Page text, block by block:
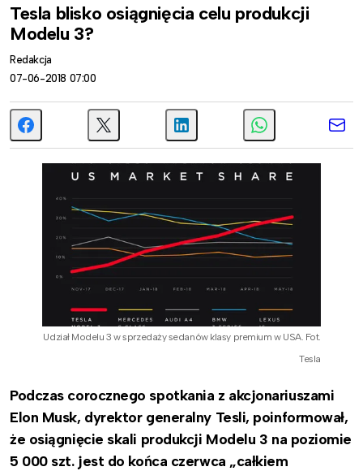
Tesla blisko osiągnięcia celu produkcji
Modelu 3?
Redakcja
07-06-2018 07:00
Udział Modelu 3 w sprzedaży sedanów klasy premium w USA. Fot.
Tesla
Podczas corocznego spotkania z akcjonariuszami
Elon Musk, dyrektor generalny Tesli, poinformował,
że osiągnięcie skali produkcji Modelu 3 na poziomie
5 000 szt. jest do końca czerwca „całkiem